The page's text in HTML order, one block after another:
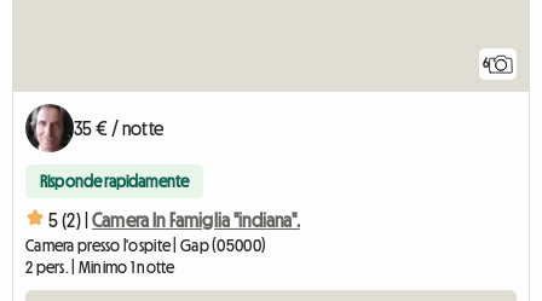
6
35 € / notte
Risponde rapidamente
5 (2) | Camera In Famiglia "indiana".
Camera presso l'ospite | Gap (05000)
2 pers. | Minimo 1 notte